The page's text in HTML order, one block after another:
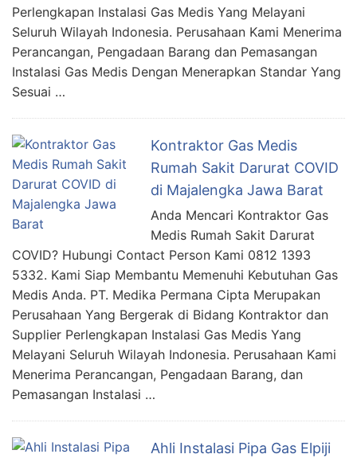
Perlengkapan Instalasi Gas Medis Yang Melayani
Seluruh Wilayah Indonesia. Perusahaan Kami Menerima
Perancangan, Pengadaan Barang dan Pemasangan
Instalasi Gas Medis Dengan Menerapkan Standar Yang
Sesuai …
Kontraktor Gas Medis
Rumah Sakit Darurat COVID
di Majalengka Jawa Barat
Anda Mencari Kontraktor Gas
Medis Rumah Sakit Darurat
COVID? Hubungi Contact Person Kami 0812 1393
5332. Kami Siap Membantu Memenuhi Kebutuhan Gas
Medis Anda. PT. Medika Permana Cipta Merupakan
Perusahaan Yang Bergerak di Bidang Kontraktor dan
Supplier Perlengkapan Instalasi Gas Medis Yang
Melayani Seluruh Wilayah Indonesia. Perusahaan Kami
Menerima Perancangan, Pengadaan Barang, dan
Pemasangan Instalasi …
Ahli Instalasi Pipa Gas Elpiji